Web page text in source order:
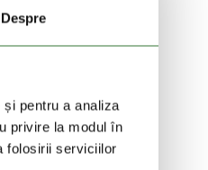
Despre
pentru a analiza
privire la modul în
folosirii serviciilor